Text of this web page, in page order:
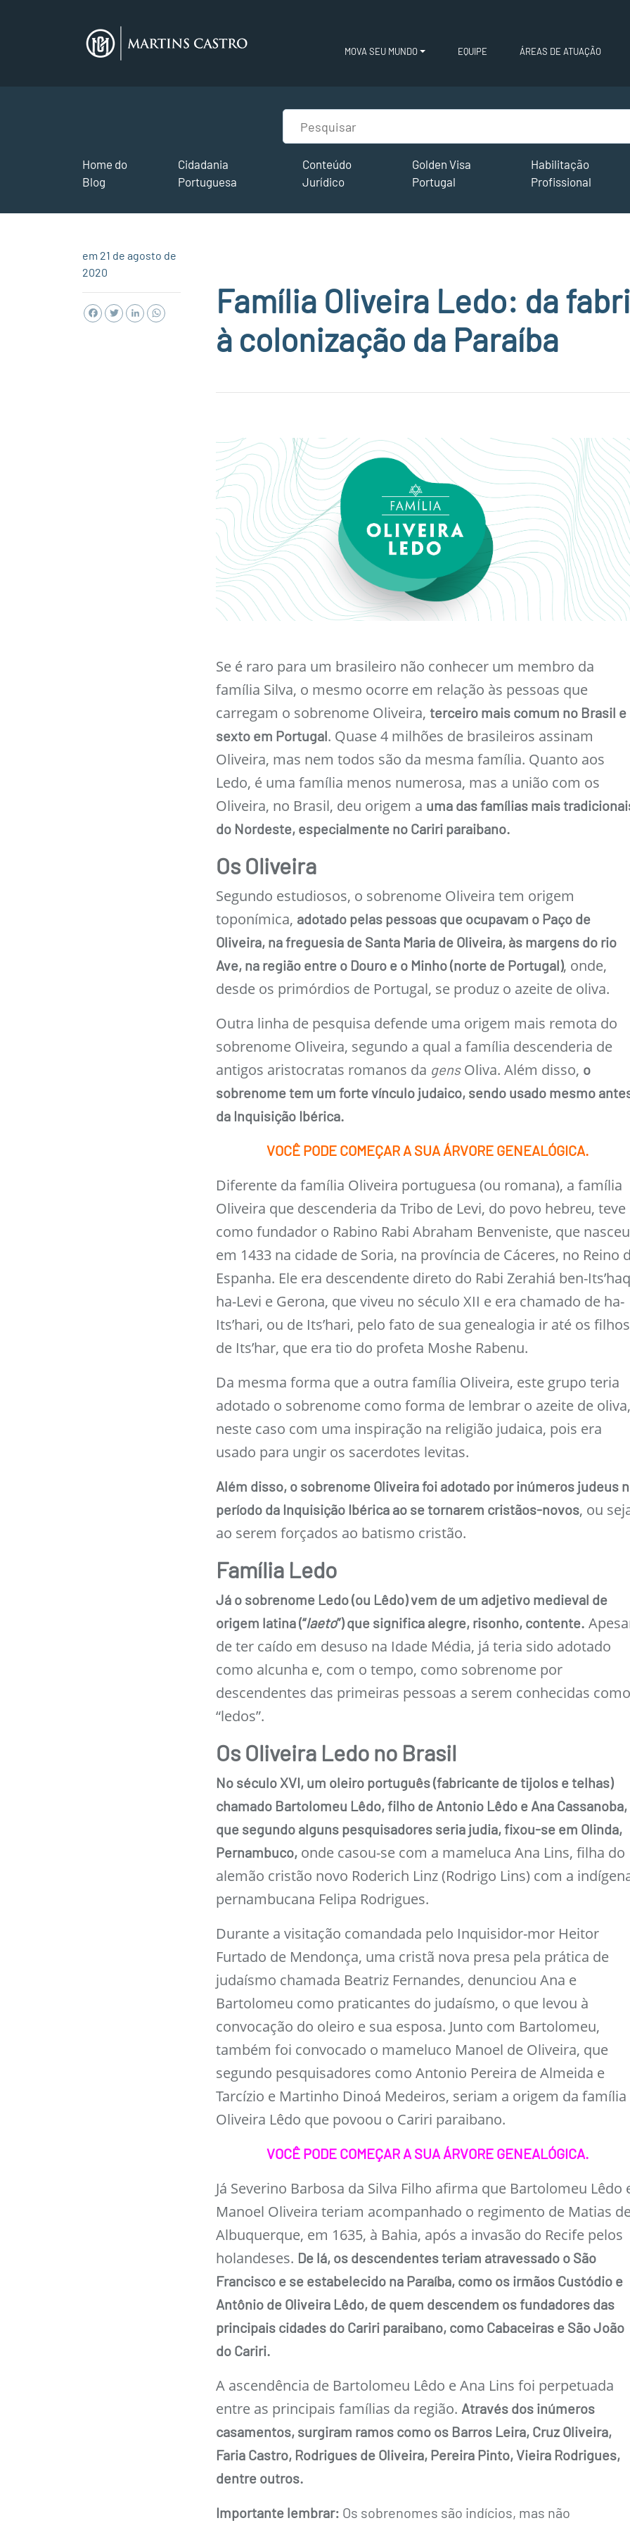
MOVA SEU MUNDO EQUIPE ÁREAS DE ATUAÇÃO
Home do
Blog
Cidadania
Portuguesa
Conteúdo
Jurídico
Golden Visa
Portugal
Habilitação
Profissional
em 21 de agosto de
2020
Facebook
TwitterLinkedIn
Família Oliveira Ledo: da
à colonização da Paraíba
Se é raro para um brasileiro não conhecer um membro da
família Silva, o mesmo ocorre em relação às pessoas que
carregam o sobrenome Oliveira,terceiro mais comum no Brasil e
sexto em Portugal. Quase 4 milhões de brasileiros assinam
Oliveira, mas nem todos são da mesma família. Quanto aos
Ledo, é uma família menos numerosa, mas a união com os
Oliveira, no Brasil, deu origem a uma das famílias mais
do Nordeste, especialmente no Cariri paraibano.
Os Oliveira
Segundo estudiosos, o sobrenome Oliveira tem origem
toponímica, adotado pelas pessoas que ocupavam o Paço de
Oliveira, na freguesia de Santa Maria de Oliveira, às margens do rio
Ave, na região entre o Douro e o Minho (norte de Portugal), onde,
desde os primórdios de Portugal, se produz o azeite de oliva.
Outra linha de pesquisa defende uma origem mais remota do
sobrenome Oliveira, segundo a qual a família descenderia de
antigos aristocratas romanos da gensOliva. Além disso, o
sobrenome tem um forte vínculo judaico, sendo usado mesmo
da Inquisição Ibérica.
VOCÊ PODE COMEÇAR A SUA ÁRVORE GENEALÓGICA.
Diferente da família Oliveira portuguesa (ou romana), a família
Oliveira que descenderia da Tribo de Levi, do povo hebreu, teve
como fundador o Rabino Rabi Abraham Benveniste, que nasceu
em 1433 na cidade de Soria, na província de Cáceres, no Reino
Espanha. Ele era descendente direto do Rabi Zerahiá ben-
ha-Levi e Gerona, que viveu no século XII e era chamado de ha-
Its’hari, ou de Its’hari, pelo fato de sua genealogia ir até os filhos
de Its’har, que era tio do profeta Moshe Rabenu.
Da mesma forma que a outra família Oliveira, este grupo teria
adotado o sobrenome como forma de lembrar o azeite de
neste caso com uma inspiração na religião judaica, pois era
usado para ungir os sacerdotes levitas.
Além disso, o sobrenome Oliveira foi adotado por inúmeros judeus
período da Inquisição Ibérica ao se tornarem cristãos-novos, ou
ao serem forçados ao batismo cristão.
Família Ledo
Já o sobrenome Ledo (ou Lêdo) vem de um adjetivo medieval de
origem latina (“laeto”) que significa alegre, risonho, contente.
de ter caído em desuso na Idade Média, já teria sido adotado
como alcunha e, com o tempo, como sobrenome por
descendentes das primeiras pessoas a serem conhecidas
“ledos”.
Os Oliveira Ledo no Brasil
No século XVI, um oleiro português (fabricante de tijolos e telhas)
chamado Bartolomeu Lêdo, filho de Antonio Lêdo e Ana Cassanoba,
que segundo alguns pesquisadores seria judia, fixou-se em Olinda,
Pernambuco, onde casou-se com a mameluca Ana Lins, filha do
alemão cristão novo Roderich Linz (Rodrigo Lins) com a
pernambucana Felipa Rodrigues.
Durante a visitação comandada pelo Inquisidor-mor Heitor
Furtado de Mendonça, uma cristã nova presa pela prática de
judaísmo chamada Beatriz Fernandes, denunciou Ana e
Bartolomeu como praticantes do judaísmo, o que levou à
convocação do oleiro e sua esposa. Junto com Bartolomeu,
também foi convocado o mameluco Manoel de Oliveira, que
segundo pesquisadores como Antonio Pereira de Almeida e
Tarcízio e Martinho Dinoá Medeiros, seriam a origem da família
Oliveira Lêdo que povoou o Cariri paraibano.
VOCÊ PODE COMEÇAR A SUA ÁRVORE GENEALÓGICA.
Já Severino Barbosa da Silva Filho afirma que Bartolomeu Lêdo
Manoel Oliveira teriam acompanhado o regimento de Matias
Albuquerque, em 1635, à Bahia, após a invasão do Recife pelos
holandeses. De lá, os descendentes teriam atravessado o São
Francisco e se estabelecido na Paraíba, como os irmãos Custódio e
Antônio de Oliveira Lêdo, de quem descendem os fundadores das
principais cidades do Cariri paraibano, como Cabaceiras e São João
do Cariri.
A ascendência de Bartolomeu Lêdo e Ana Lins foi perpetuada
entre as principais famílias da região.Através dos inúmeros
casamentos, surgiram ramos como os Barros Leira, Cruz Oliveira,
Faria Castro, Rodrigues de Oliveira, Pereira Pinto, Vieira Rodrigues,
dentre outros.
Importante lembrar: Os sobrenomes são indícios, mas não